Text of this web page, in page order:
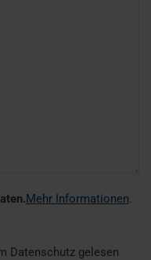
Mehr Informationen.
Datenschutz gelesen